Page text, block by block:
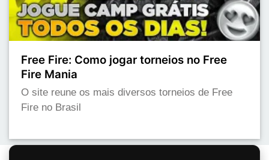
Free Fire: Como jogar torneios no Free
Fire Mania
O site reune os mais diversos torneios de Free
Fire no Brasil